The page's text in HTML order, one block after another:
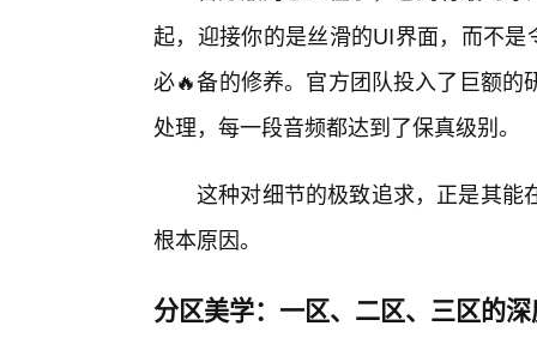
起，迎接你的是丝滑的UI界面，而不
必🔥备的修养。官方团队投入了巨额
处理，每一段音频都达到了保真级别。
这种对细节的极致追求，正是其能
根本原因。
分区美学：一区、二区、三区的